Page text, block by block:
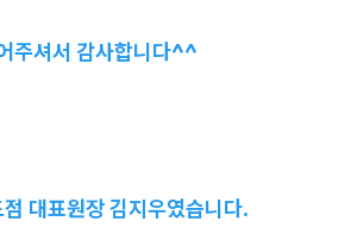
주셔서 감사합니다^^
대표원장 김지우였습니다.